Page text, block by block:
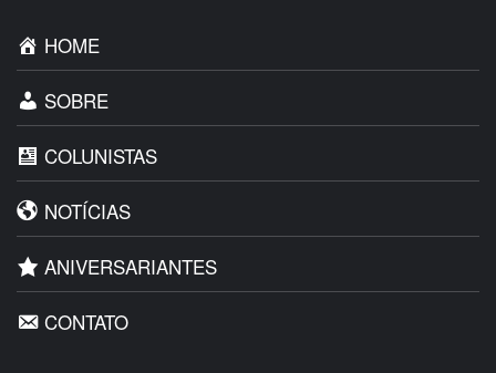
HOME
SOBRE
COLUNISTAS
NOTÍCIAS
ANIVERSARIANTES
CONTATO